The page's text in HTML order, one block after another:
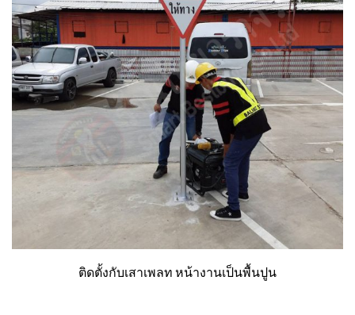
ติดตั้งกับเสาเพลท หน้างานเป็นพื้นปูน